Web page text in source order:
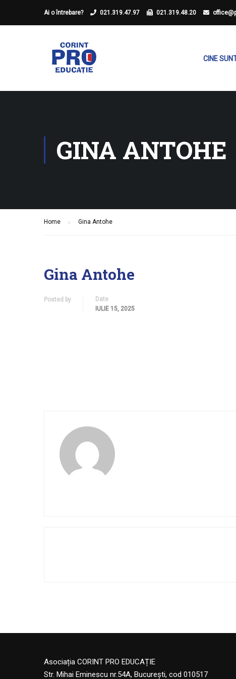
Ai o întrebare? 021.319.47.97 021.319.48.20
CINE
GINA ANTOHE
Home Gina Antohe
Gina Antohe
Posted by
Date
IULIE 15, 2025
Asociația CORINT PRO EDUCAȚIE
Str. Mihai Eminescu nr.54A, București, cod 010517